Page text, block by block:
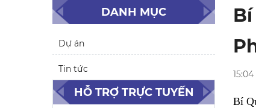
DANH MỤC
Dự án
Tin tức
HỖ TRỢ TRỰC TUYẾN
Bí